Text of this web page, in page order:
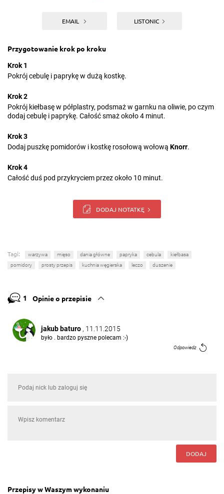
EMAIL LISTONIC
Przygotowanie krok po kroku
Krok 1
Pokrój cebulę i paprykę w dużą kostkę.
Krok 2
Pokrój kiełbasę w półplastry, podsmaż w garnku na oliwie, po czym
dodaj cebulę i paprykę. Całość smaż około 4 minut.
Krok 3
Dodaj puszkę pomidorów i kostkę rosołową wołową Knorr.
Krok 4
Całość duś pod przykryciem przez około 10 minut.
DODAJ NOTATKĘ
Tagi: warzywa mięso dania główne papryka cebula
kiełbasa
pomidory
prosty przepis kuchnia węgierska leczo duszenie
1 Opinie o przepisie
jakub baturo , 11.11.2015
było . bardzo pyszne polecam :-)
Odpowiedz
DODAJ
Przepisy w Waszym wykonaniu